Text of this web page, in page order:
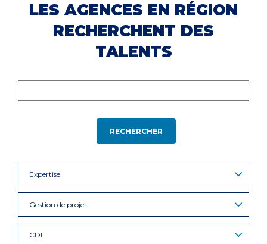
LES AGENCES EN RÉGION
RECHERCHENT DES
TALENTS
RECHERCHER
Expertise
Gestion de projet
CDI